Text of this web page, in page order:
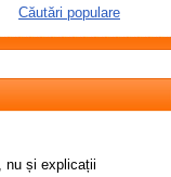
Căutări populare
nu și explicații